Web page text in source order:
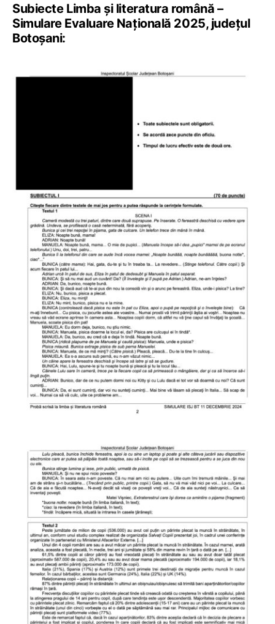
Subiecte Limba și literatura română –
Simulare Evaluare Națională 2025, județul
Botoșani: